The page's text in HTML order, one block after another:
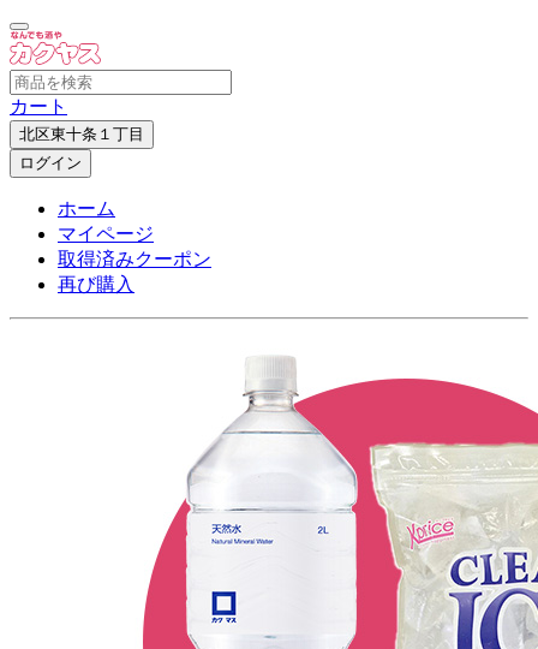
カート
北区東十条１丁目
ログイン
ホーム
マイページ
取得済みクーポン
再び購入